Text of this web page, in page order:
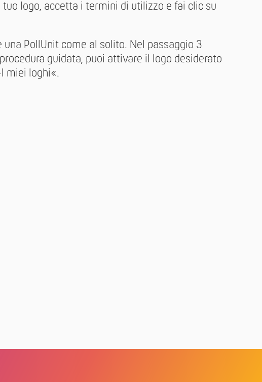
tuo logo, accetta i termini di utilizzo e fai clic su
una PollUnit come al solito. Nel passaggio 3
guidata, puoi attivare il logo desiderato
miei loghi«.